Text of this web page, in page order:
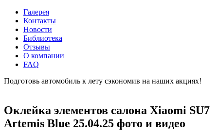
Галерея
Контакты
Новости
Библиотека
Отзывы
О компании
FAQ
Подготовь автомобиль к лету сэкономив на наших акциях!
Оклейка элементов салона Xiaomi SU7
Artemis Blue 25.04.25 фото и видео